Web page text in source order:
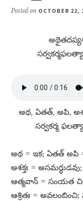
Posted on OCTOBER 22,
అథ, ఏతత్​, అపి,
సర్వకర్మ
అథ = ఇక; ఏతత్​ అపి
అశక్తః =
ఆత్మవాన్​ = సంయత
ఆశ్రితః = అవలంబించి;